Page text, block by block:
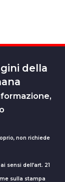
della
non richiede
sensi dell’art. 21
sulla stampa